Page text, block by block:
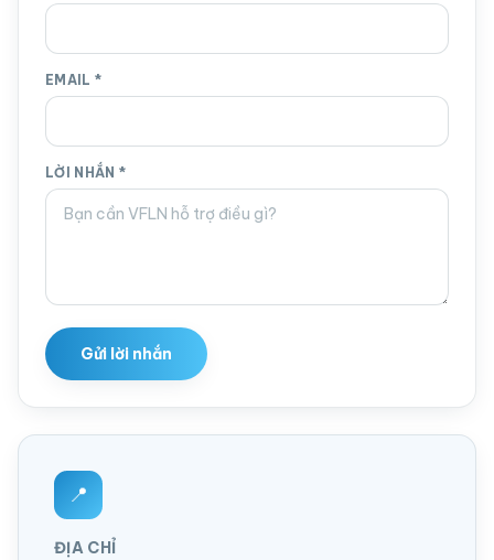
EMAIL *
LỜI NHẮN *
Gửi lời nhắn
📍
ĐỊA CHỈ